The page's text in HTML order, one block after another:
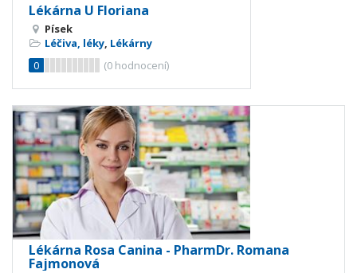
Lékárna U Floriana
Písek
Léčiva, léky, Lékárny
0
(0 hodnocení)
Lékárna Rosa Canina - PharmDr. Romana
Fajmonová